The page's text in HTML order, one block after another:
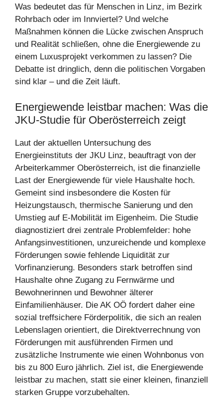
Was bedeutet das für Menschen in Linz, im Bezirk
Rohrbach oder im Innviertel? Und welche
Maßnahmen können die Lücke zwischen Anspruch
und Realität schließen, ohne die Energiewende zu
einem Luxusprojekt verkommen zu lassen? Die
Debatte ist dringlich, denn die politischen Vorgaben
sind klar – und die Zeit läuft.
Energiewende leistbar machen: Was die
JKU-Studie für Oberösterreich zeigt
Laut der aktuellen Untersuchung des
Energieinstituts der JKU Linz, beauftragt von der
Arbeiterkammer Oberösterreich, ist die finanzielle
Last der Energiewende für viele Haushalte hoch.
Gemeint sind insbesondere die Kosten für
Heizungstausch, thermische Sanierung und den
Umstieg auf E-Mobilität im Eigenheim. Die Studie
diagnostiziert drei zentrale Problemfelder: hohe
Anfangsinvestitionen, unzureichende und komplexe
Förderungen sowie fehlende Liquidität zur
Vorfinanzierung. Besonders stark betroffen sind
Haushalte ohne Zugang zu Fernwärme und
Bewohnerinnen und Bewohner älterer
Einfamilienhäuser. Die AK OÖ fordert daher eine
sozial treffsichere Förderpolitik, die sich an realen
Lebenslagen orientiert, die Direktverrechnung von
Förderungen mit ausführenden Firmen und
zusätzliche Instrumente wie einen Wohnbonus von
bis zu 800 Euro jährlich. Ziel ist, die Energiewende
leistbar zu machen, statt sie einer kleinen, finanziell
starken Gruppe vorzubehalten.